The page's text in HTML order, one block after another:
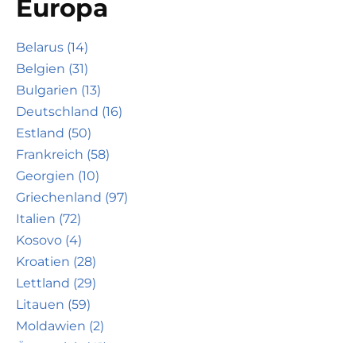
Europa
Belarus (14)
Belgien (31)
Bulgarien (13)
Deutschland (16)
Estland (50)
Frankreich (58)
Georgien (10)
Griechenland (97)
Italien (72)
Kosovo (4)
Kroatien (28)
Lettland (29)
Litauen (59)
Moldawien (2)